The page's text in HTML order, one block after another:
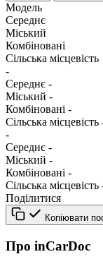
Модель
Середнє
Міський
Комбіновані
Сільська місцевість
-
Середнє -
Міський -
Комбіновані -
Сільська місцевість
-
Середнє -
Міський -
Комбіновані -
Сільська місцевість
Поділитися
Копіювати
Про inCarDoc